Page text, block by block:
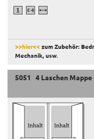
>>hier<<zum Zubehör:
Mechanik, usw.
5051 4 Laschen Mappe